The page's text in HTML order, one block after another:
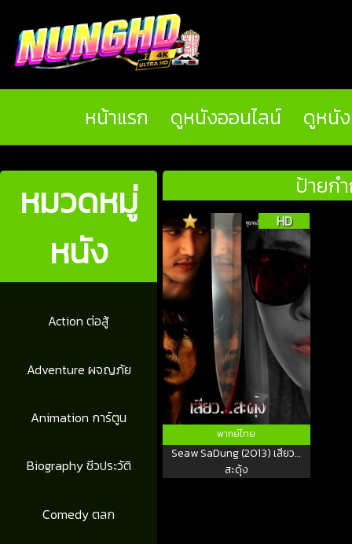
หน้าแรก ดูหนังออนไลน์ ดูหนั
หมวดหมู่
หนัง
Action ต่อสู้
Adventure ผจญภัย
Animation การ์ตูน
Biography ชีวประวัติ
Comedy ตลก
ป้ายก
HD
พากย์ไทย
Seaw SaDung (2013) เสียว…
สะดุ้ง